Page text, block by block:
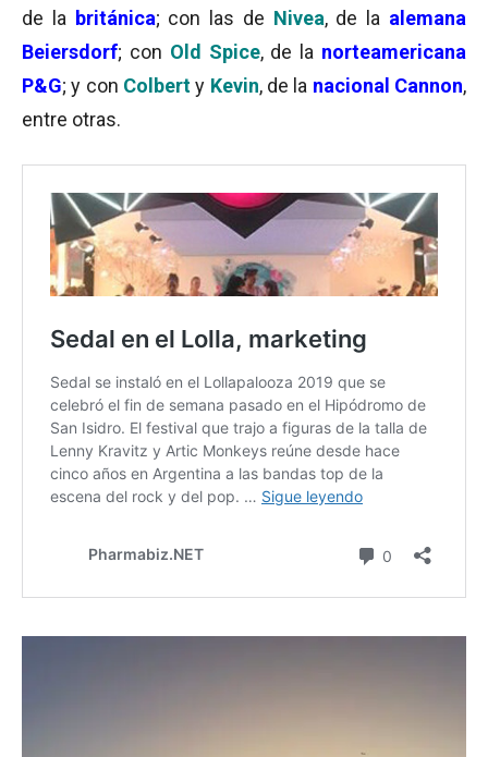
de la británica; con las de Nivea, de la alemana
Beiersdorf; con Old Spice, de la norteamericana
P&G; y con Colberty Kevin, de la nacional Cannon,
entre otras.